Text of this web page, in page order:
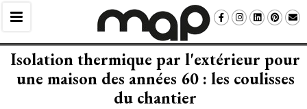
Isolation thermique par l'extérieur pour
une maison des années 60 : les coulisses
du chantier